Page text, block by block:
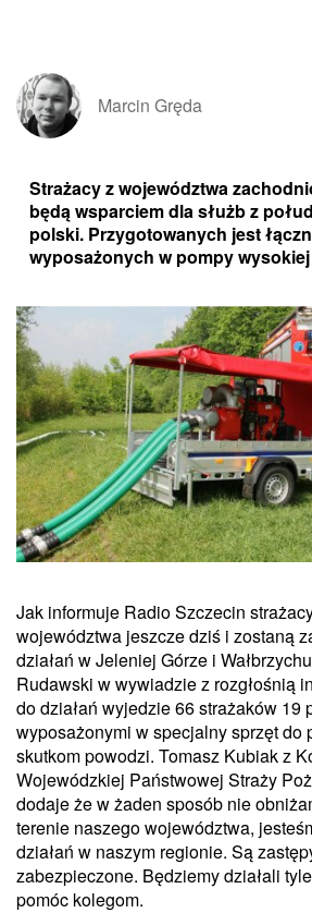
Marcin Gręda
Strażacy z województwa
będą wsparciem dla służb z
polski. Przygotowanych jest
wyposażonych w pompy
Jak informuje Radio Szczecin
województwa jeszcze dziś i zostaną
działań w Jeleniej Górze i
Rudawski w wywiadzie z rozgłośnią
do działań wyjedzie 66 strażaków 19
wyposażonymi w specjalny sprzęt do
skutkom powodzi. Tomasz Kubiak z
Wojewódzkiej Państwowej Straży
dodaje że w żaden sposób nie
terenie naszego województwa,
działań w naszym regionie. Są
zabezpieczone. Będziemy działali
pomóc kolegom.